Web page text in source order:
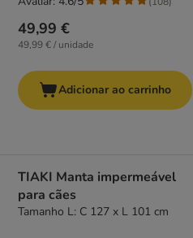
49,99 €
49,99 € / unidade
Adicionar ao carrinho
TIAKI Manta impermeável
para cães
Tamanho L: C 127 x L 101 cm